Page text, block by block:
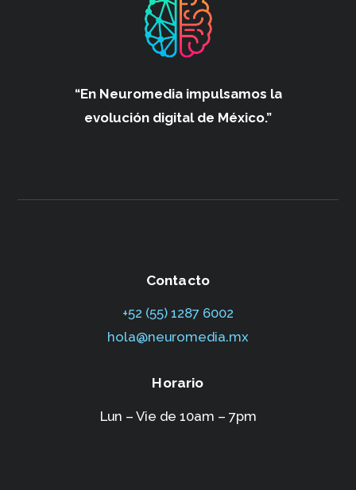
“En Neuromedia impulsamos la
evolución digital de México.”
Contacto
+52 (55) 1287 6002‬
hola@neuromedia.mx
Horario
Lun – Vie de 10am – 7pm